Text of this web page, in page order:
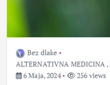
Bez dlake
ALTERNATIVNA MEDICINA ,
6 Maja, 2024
256 views